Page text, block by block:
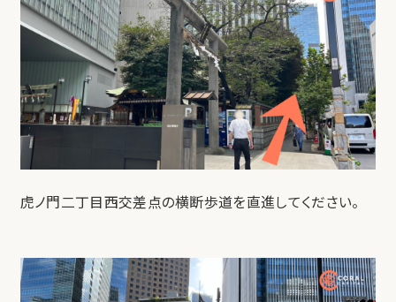
虎ノ門二丁目西交差点の横断歩道を直進してください。